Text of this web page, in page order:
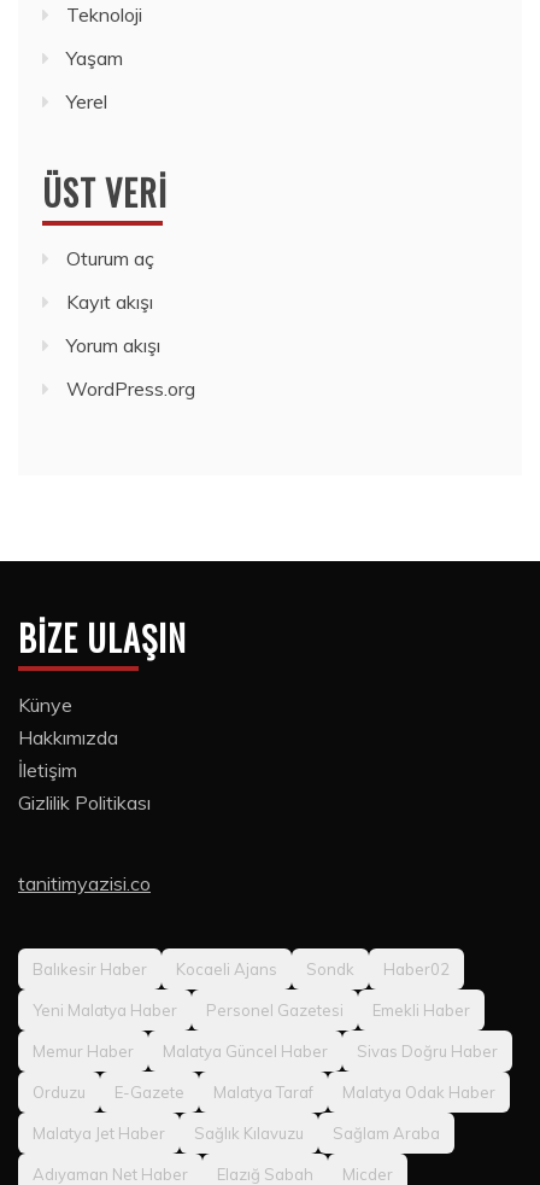
Teknoloji
Yaşam
Yerel
ÜST VERI
Oturum aç
Kayıt akışı
Yorum akışı
WordPress.org
BIZE ULAŞIN
Künye
Hakkımızda
İletişim
Gizlilik Politikası
tanitimyazisi.co
Balıkesir Haber Kocaeli Ajans Sondk Haber02
Yeni Malatya Haber Personel Gazetesi Emekli Haber
Memur Haber Malatya Güncel Haber Sivas Doğru Haber
Orduzu E-Gazete Malatya Taraf Malatya Odak Haber
Malatya Jet Haber Sağlık Kılavuzu Sağlam Araba
Adıyaman Net Haber Elazığ Sabah Micder